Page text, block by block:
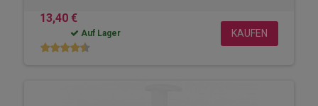
13,40 €
Auf Lager KAUFEN